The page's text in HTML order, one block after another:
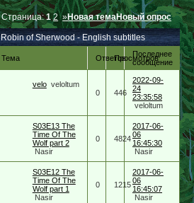
Robin of Sherwood - English subtitles
Страница:1 2 »Новая темаНовый опрос
Тема ОтветовПросмотров
Последнее
сообщение
velo veloltum
0
446
2022-09-
24
23:35:58
veloltum
S03E13 The
Time Of The
Wolf part 2
Nasir
0 4824
2017-06-
06
16:45:30
Nasir
S03E12 The
Time Of The
Wolf part 1
Nasir
0 1215
2017-06-
06
16:45:07
Nasir